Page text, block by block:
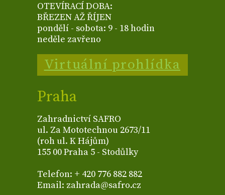
OTEVÍRACÍ DOBA:
BŘEZEN AŽ ŘÍJEN
pondělí - sobota: 9 - 18 hodin
neděle zavřeno
Virtuální prohlídka
Praha
Zahradnictví SAFRO
ul. Za Mototechnou 2673/11
(roh ul. K Hájům)
155 00 Praha 5 - Stodůlky
Telefon: + 420 776 882 882
Email: zahrada@safro.cz